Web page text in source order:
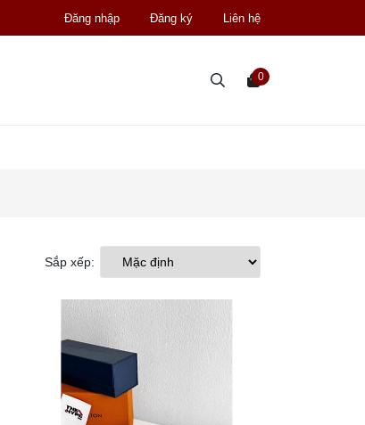
Đăng nhập Đăng ký Liên hệ
0
Sắp xếp: